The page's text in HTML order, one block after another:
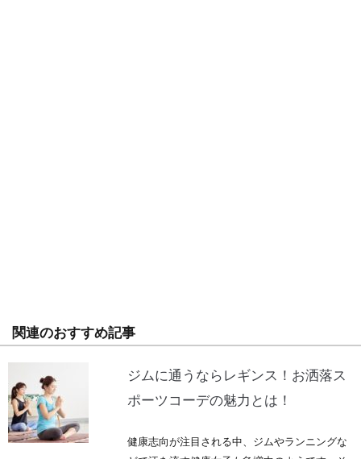
関連のおすすめ記事
ジムに通うならレギンス！お洒落ス
ポーツコーデの魅力とは！
健康志向が注目される中、ジムやランニングな